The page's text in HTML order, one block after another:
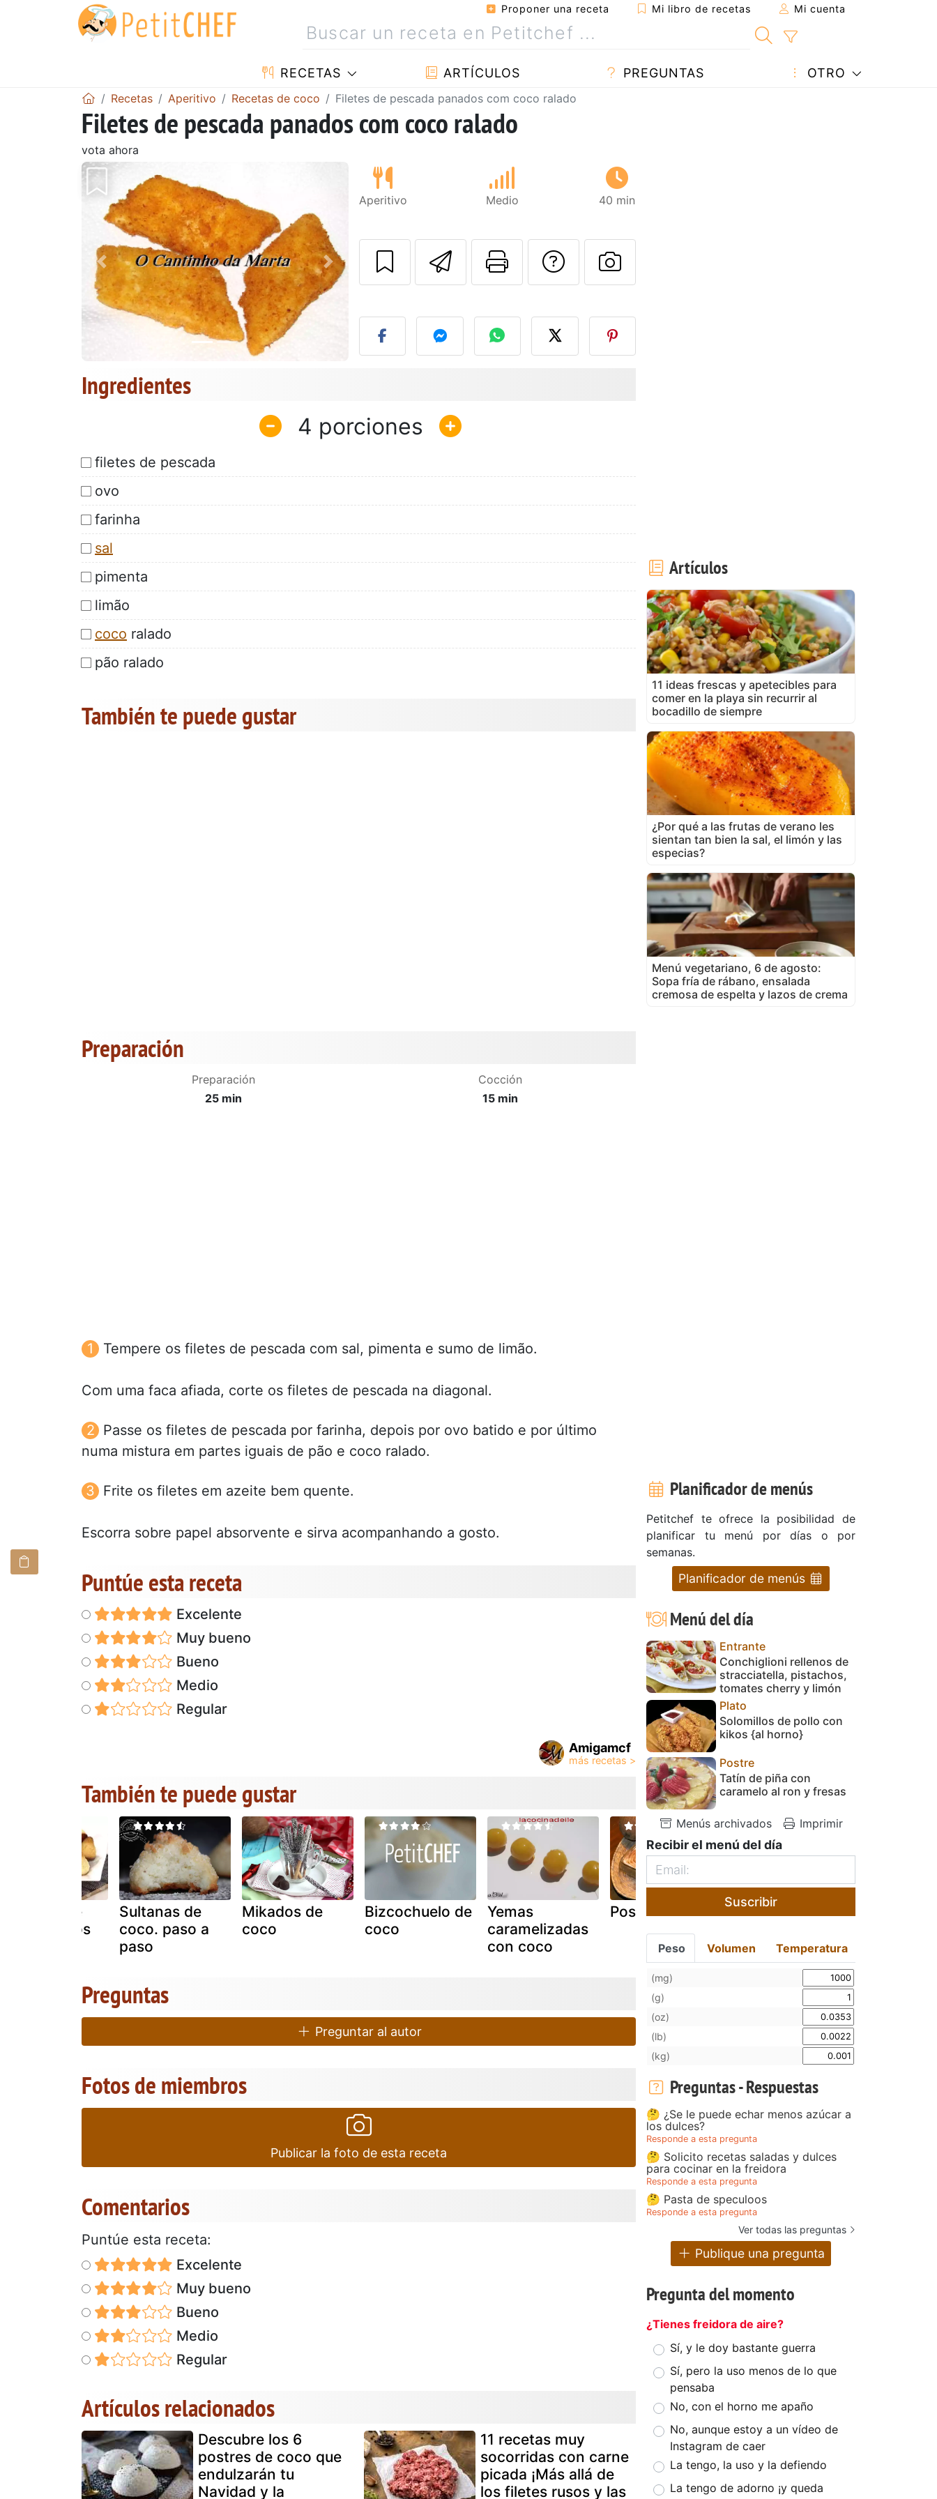
Proponer una receta Mi libro de recetas Mi cuenta
RECETAS ARTÍCULOS PREGUNTAS OTRO
Recetas Aperitivo Recetas de coco Filetes de pescada panados com coco ralado
Filetes de pescada panados com coco ralado
vota ahora
Anterior Siguiente
Aperitivo Medio 40 min
Enviar esta receta a un amigo
Imprimir esta página
Preguntar al autor
Publicar la foto de esta receta
Ingredientes
4
filetes de pescada
ovo
farinha
sal
pimenta
limão
coco ralado
pão ralado
También te puede gustar
Preparación
Preparación
25 min
Cocción
15 min
Tempere os filetes de pescada com sal, pimenta e sumo de limão.
Com uma faca afiada, corte os filetes de pescada na diagonal.
Passe os filetes de pescada por farinha, depois por ovo batido e por último
numa mistura em partes iguais de pão e coco ralado.
Frite os filetes em azeite bem quente.
Escorra sobre papel absorvente e sirva acompanhando a gosto.
Puntúe esta receta
Excelente
Muy bueno
Bueno
Medio
Regular
Amigamcf
También te puede gustar
de
rellenos
Sultanas de
coco. paso a
paso
Mikados de
coco
Bizcochuelo de
coco
Yemas
caramelizadas
con coco
Postre de coco.
Sultanas de
Preguntas
Preguntar al autor
Fotos de miembros
Publicar la foto de esta receta
Comentarios
Puntúe esta receta:
Excelente
Muy bueno
Bueno
Medio
Regular
Artículos relacionados
Descubre los 6
postres de coco que
endulzarán tu
Navidad y la
11 recetas muy
socorridas con carne
picada ¡Más allá de
los filetes rusos y las
Artículos
11 ideas frescas y apetecibles para
comer en la playa sin recurrir al
bocadillo de siempre
¿Por qué a las frutas de verano les
sientan tan bien la sal, el limón y las
especias?
Menú vegetariano, 6 de agosto:
Sopa fría de rábano, ensalada
cremosa de espelta y lazos de crema
Planificador de menús
Petitchef te ofrece la posibilidad de
planificar tu menú por días o por
semanas.
Planificador de menús
Menú del día
Entrante
Conchiglioni rellenos de
stracciatella, pistachos,
tomates cherry y limón
Plato
Solomillos de pollo con
kikos {al horno}
Postre
Tatín de piña con
caramelo al ron y fresas
Menús archivados Imprimir
Recibir el menú del día
Suscribir
Peso Volumen Temperatura
(mg)
(g)
(oz)
(lb)
(kg)
Preguntas - Respuestas
🤔 ¿Se le puede echar menos azúcar a
los dulces?
Responde a esta pregunta
🤔 Solicito recetas saladas y dulces
para cocinar en la freidora
Responde a esta pregunta
🤔 Pasta de speculoos
Responde a esta pregunta
Ver todas las preguntas
Publique una pregunta
Pregunta del momento
¿Tienes freidora de aire?
Sí, y le doy bastante guerra
Sí, pero la uso menos de lo que
pensaba
No, con el horno me apaño
No, aunque estoy a un vídeo de
Instagram de caer
La tengo, la uso y la defiendo
La tengo de adorno ¡y queda